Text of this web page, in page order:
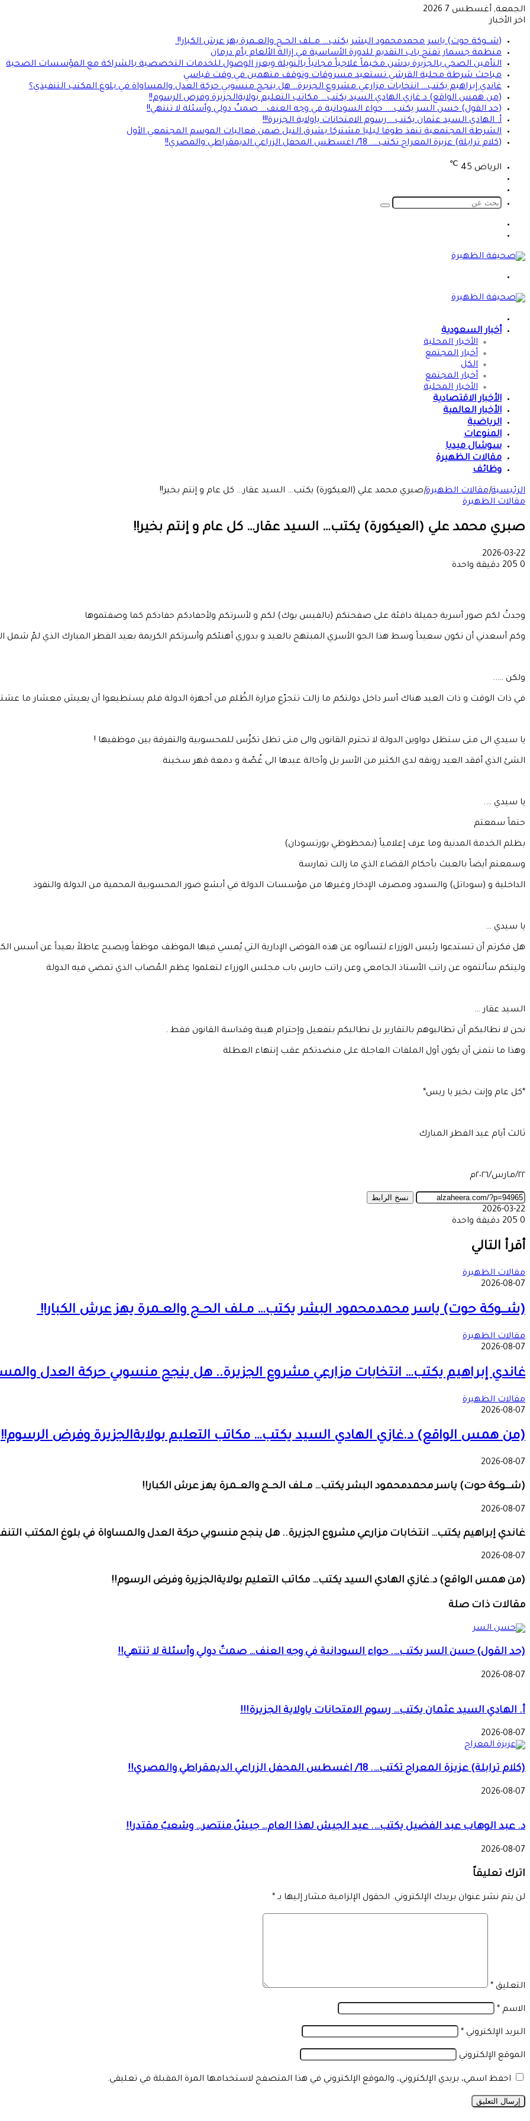
الجمعة, أغسطس 7 2026
اخر الأخبار
(شـــوكة حوت) ياسر محمدمحمود البشر يكتب… مــلف الحــج والعــمرة يهز عرش الكبار!!
منظمة جسمار تفتح باب التقديم للدورة الأساسية في إزالة الألغام بأم درمان
التأمين الصحي بالجزيرة يدشن مخيماً علاجياً مجانياً بالنويلة ويعزز الوصول للخدمات التخصصية بالشراكة مع المؤسسات الصحية
مباحث شرطة محلية القرشي تستعيد مسروقات وتوقف متهمين في وقت قياسي
غاندي إبراهيم يكتب… انتخابات مزارعي مشروع الجزيرة.. هل ينجح منسوبي حركة العدل والمساواة في بلوغ المكتب التنفيذي؟
(من همس الواقع) د.غازي الهادي السيد يكتب… مكاتب التعليم بولايةالجزيرة وفرض الرسوم!!
(حد القول) حسن السر يكتب…. حواء السودانية في وجه العنف… صمتٌ دولي وأسئلة لا تنتهي!!
أ. الهادي السيد عثمان يكتب… رسوم الامتحانات ياولاية الجزيرة!!!
الشرطة المجتمعية تنفذ طوفا ليليا مشتركا بشرق النيل ضمن فعاليات الموسم المجتمعي الأول
(كلام ترابلة) عزيزة المعراج تكتب…. 18/ اغسطس المحفل الزراعي الديمقراطي والمصري!!
الرياض 45
℃
المظلم
بحث
أخبار السعودية
الأخبار المحلية
أخبار المجتمع
الكل
أخبار المجتمع
الأخبار المحلية
الأخبار الاقتصادية
الأخبار العالمية
الرياضية
المنوعات
سوشال ميديا
مقالات الظهيرة
وظائف
الرئيسية|مقالات الظهيرة|صبري محمد علي (العيكورة) يكتب… السيد عقار… كل عام و إنتم بخير!!
مقالات الظهيرة
صبري محمد علي (العيكورة) يكتب… السيد عقار… كل عام و إنتم بخير!!
2026-03-22
0
دقيقة واحدة
وجدتُ لكم صور أسرية جميلة دافئة على صفحتكم (بالفيس بوك) لكم و لأسرتكم ولأحفادكم حفادكم كما وصفتموها
وكم أسعدني أن تكون سعيداً وسط هذا الجو الأسري المبتهج بالعيد و بدوري أهنئكم وأسرتكم الكريمة بعيد الفطر المبارك الذي لمّ شمل
ولكن …..
في ذات الوقت و ذات العيد هناك أسر داخل دولتكم ما زالت تتجرّع مرارة الظُلم من أجهزة الدولة فلم يستطيعوا أن يعيش معشار ما
يا سيدي الى متى ستظل دواوين الدولة لا تحترم القانون والى متى تظل تكرِّس للمحسوبية والتفرقة بين موظفيها !
الشئ الذي أفقد العيد رونقه لدى الكثير من الأسر بل وأحالة عيدها الى غُصّة و دمعة قهر سخينة
يا سيدي ….
حتماً سمعتم
بظلم الخدمة المدنية وما عرف إعلامياً (بمحظوظي بورتسودان)
وسمعتم أيضاً بالعبث بأحكام القضاء الذي ما زالت تمارسة
الداخلية و (سوداتل) والسدود ومصرف الإدخار وغيرها من مؤسسات الدولة في أبشع صور المحسوبية المحمية من الدولة والنفوذ
يا سيدي …
هل فكرتم أن تستدعوا رئيس الوزراء لتسألوه عن هذه الفوضى الإدارية التي يُمسي فيها الموظف موظفاً ويصبح عاطلاً بعيداً عن أسس
وليتكم سألتموه عن راتب الأستاذ الجامعي وعن راتب حارس باب مجلس الوزراء لتعلموا عِظم المُصاب الذي تمضي فيه الدولة
السيد عقار …
نحن لا نطالبكم أن تطالبوهم بالتقارير بل نطالبكم بتفعيل وإحترام هيبة وقداسة القانون فقط .
وهذا ما نتمنى أن يكون أول الملفات العاجلة على منضدتكم عقب إنتهاء العطلة
*كل عام وإنت بخير يا ريس*
ثالث أيام عيد الفطر المبارك
٢٢/مارس/٢٠٢٦م
نسخ الرابط
2026-03-22
0
دقيقة واحدة
عبر
البريد
أقرأ التالي
مقالات الظهيرة
2026-08-07
(شـــوكة حوت) ياسر محمدمحمود البشر يكتب… مــلف الحــج والعــمرة يهز عرش الكبار!!
مقالات الظهيرة
2026-08-07
غاندي إبراهيم يكتب… انتخابات مزارعي مشروع الجزيرة.. هل ينجح منسوبي حركة العدل
مقالات الظهيرة
2026-08-07
(من همس الواقع) د.غازي الهادي السيد يكتب… مكاتب التعليم بولايةالجزيرة وفرض الرسوم!!
2026-08-07
(شـــوكة حوت) ياسر محمدمحمود البشر يكتب… مــلف الحــج والعــمرة يهز عرش الكبار!!
2026-08-07
غاندي إبراهيم يكتب… انتخابات مزارعي مشروع الجزيرة.. هل ينجح منسوبي حركة العدل والمساواة في بلوغ المكتب
2026-08-07
(من همس الواقع) د.غازي الهادي السيد يكتب… مكاتب التعليم بولايةالجزيرة وفرض الرسوم!!
مقالات ذات صلة
(حد القول) حسن السر يكتب…. حواء السودانية في وجه العنف… صمتٌ دولي وأسئلة لا تنتهي!!
2026-08-07
أ. الهادي السيد عثمان يكتب… رسوم الامتحانات ياولاية الجزيرة!!!
2026-08-07
(كلام ترابلة) عزيزة المعراج تكتب…. 18/ اغسطس المحفل الزراعي الديمقراطي والمصري!!
2026-08-07
د. عبد الوهاب عبد الفضيل يكتب…. عيد الجيش لهذا العام… جيشٌ منتصر… وشعبٌ مقتدر!!
2026-08-07
اترك تعليقاً
لن يتم نشر عنوان بريدك الإلكتروني. الحقول الإلزامية مشار إليها بـ *
التعليق *
الاسم *
البريد الإلكتروني *
الموقع الإلكتروني
احفظ اسمي، بريدي الإلكتروني، والموقع الإلكتروني في هذا المتصفح لاستخدامها المرة المقبلة في تعليقي.